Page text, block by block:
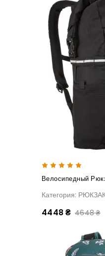
Категория:
4448 ₴ 4648 ₴